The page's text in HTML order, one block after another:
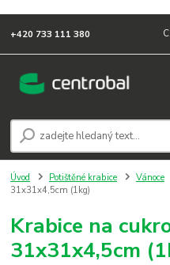
+420 733 111 380
Úvod Potištěné krabice Vánoce
31x31x4,5cm (1kg)
Krabice na
31x31x4,5cm